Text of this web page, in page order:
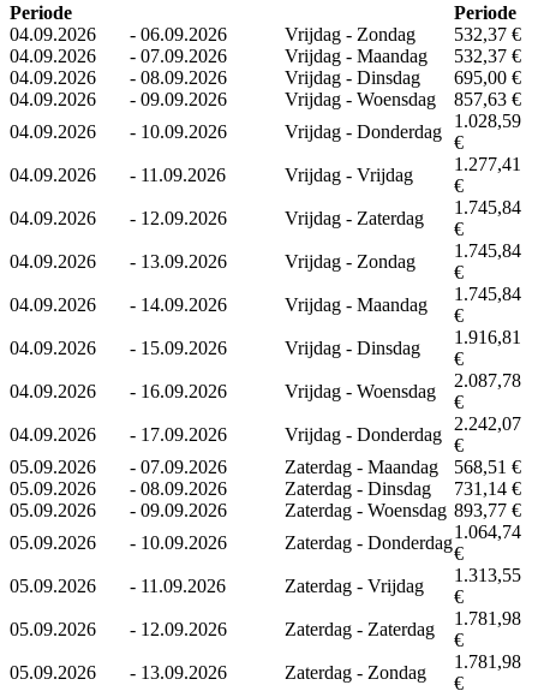
Periode
Periode
04.09.2026
- 06.09.2026 Vrijdag - Zondag
532,37 €
04.09.2026
- 07.09.2026 Vrijdag - Maandag
532,37 €
04.09.2026
- 08.09.2026 Vrijdag - Dinsdag
695,00 €
04.09.2026
- 09.09.2026 Vrijdag - Woensdag
857,63 €
04.09.2026
- 10.09.2026 Vrijdag - Donderdag
1.028,59
€
04.09.2026
- 11.09.2026 Vrijdag - Vrijdag
1.277,41
€
04.09.2026
- 12.09.2026 Vrijdag - Zaterdag
1.745,84
€
04.09.2026
- 13.09.2026 Vrijdag - Zondag
1.745,84
€
04.09.2026
- 14.09.2026 Vrijdag - Maandag
1.745,84
€
04.09.2026
- 15.09.2026 Vrijdag - Dinsdag
1.916,81
€
04.09.2026
- 16.09.2026 Vrijdag - Woensdag
2.087,78
€
04.09.2026
- 17.09.2026 Vrijdag - Donderdag
2.242,07
€
05.09.2026
- 07.09.2026 Zaterdag - Maandag
568,51 €
05.09.2026
- 08.09.2026 Zaterdag - Dinsdag
731,14 €
05.09.2026
- 09.09.2026 Zaterdag - Woensdag 893,77 €
05.09.2026
- 10.09.2026 Zaterdag - Donderdag
1.064,74
€
05.09.2026
- 11.09.2026 Zaterdag - Vrijdag
1.313,55
€
05.09.2026
- 12.09.2026 Zaterdag - Zaterdag
1.781,98
€
05.09.2026
- 13.09.2026 Zaterdag - Zondag
1.781,98
€